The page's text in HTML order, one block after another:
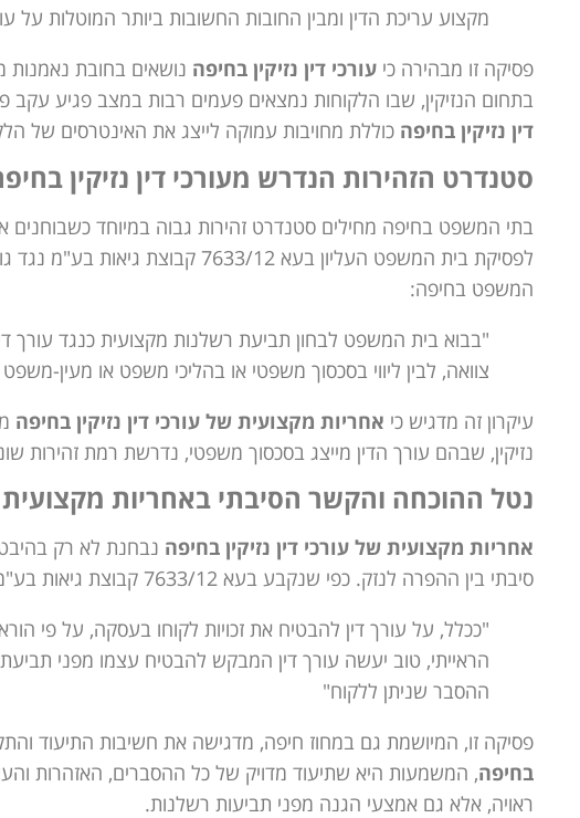
מקצוע עריכת הדין ומבין החובות החשובות ביותר המוטלות על
פסיקה זו מבהירה כי עורכי דין נזיקין בחיפה נושאים בחובת נאמנות
בתחום הנזיקין, שבו הלקוחות נמצאים פעמים רבות במצב פגיע עקב
דין נזיקין בחיפה כוללת מחויבות עמוקה לייצג את האינטרסים של
סטנדרט הזהירות הנדרש מעורכי דין נזיקין
בתי המשפט בחיפה מחילים סטנדרט זהירות גבוה במיוחד כשבוחנים
המשפט בחיפה:
"בבוא בית המשפט לבחון תביעת רשלנות מקצועית כנגד עורך
צוואה, לבין ליווי בסכסוך משפטי או בהליכי משפט או מעין-
עיקרון זה מדגיש כי אחריות מקצועית של עורכי דין נזיקין בחיפה
נזיקין, שבהם עורך הדין מייצג בסכסוך משפטי, נדרשת רמת זהירות
נטל ההוכחה והקשר הסיבתי באחריות מקצועית
אחריות מקצועית של עורכי דין נזיקין בחיפה נבחנת לא רק
סיבתי בין ההפרה לנזק. כפי שנקבע בעא 7633/12 קבוצת גיאות בע"מ נגד גולדפרב לוי:
"ככלל, על עורך דין להבטיח את זכויות לקוחו בעסקה, על פי
הראייתי, טוב יעשה עורך דין המבקש להבטיח עצמו מפני
ההסבר שניתן ללקוח"
פסיקה זו, המיושמת גם במחוז חיפה, מדגישה את חשיבות התיעוד
בחיפה, המשמעות היא שתיעוד מדויק של כל ההסברים, האזהרות
ראויה, אלא גם אמצעי הגנה מפני תביעות רשלנות.